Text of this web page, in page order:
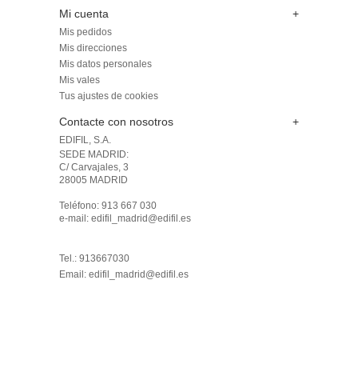
Mi cuenta +
Mis pedidos
Mis direcciones
Mis datos personales
Mis vales
Tus ajustes de cookies
Contacte con nosotros +
EDIFIL, S.A.
SEDE MADRID:
C/ Carvajales, 3
28005 MADRID
Teléfono: 913 667 030
e-mail: edifil_madrid@edifil.es
Tel.: 913667030
Email: edifil_madrid@edifil.es